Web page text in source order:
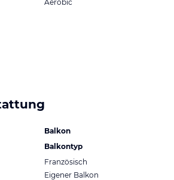
Aerobic
Balkon
Balkontyp
Französisch
Eigener Balkon